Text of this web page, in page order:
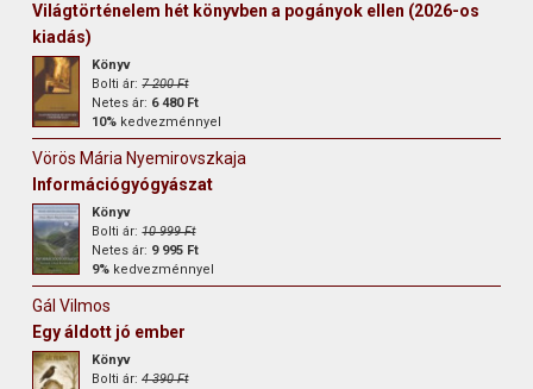
Világtörténelem hét könyvben a pogányok ellen (2026-os
kiadás)
Könyv
Bolti ár:7 200 Ft
Netes ár: 6 480 Ft
10% kedvezménnyel
Vörös Mária Nyemirovszkaja
Információgyógyászat
Könyv
Bolti ár:10 999 Ft
Netes ár: 9 995 Ft
9% kedvezménnyel
Gál Vilmos
Egy áldott jó ember
Könyv
Bolti ár:4 390 Ft